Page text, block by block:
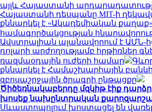
այլև Հայաստանի
Հայաստանի դեսպանը MIT-ի
քննարկել է «Ակադեմիական
համագործակցության
Ավստրալիան պլանավորում է ԱՄՆ-ից
դոլարի արժողությամբ հրթիռներ
ռազմաօդային ուժերի համար
քննարկել է Համաշխարհային
զբոսաշրջային ծրագրի ընթացքը
Ծիծեռնակաբերդը մզկիթ էիք
խոսեք նախընտրական
Սևաստոպոլում խոստացել են